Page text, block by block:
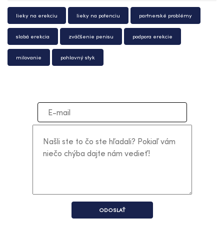
lieky na erekciu lieky na potenciu partnerské problémy
slabá erekcia zväčšenie penisu podpora erekcie
milovanie pohlavný styk
ODOSLAŤ